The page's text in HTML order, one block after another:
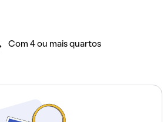
Com 4 ou mais quartos